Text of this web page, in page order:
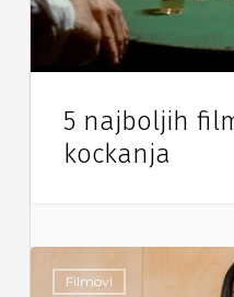
5 najboljih
kockanja
Filmovi